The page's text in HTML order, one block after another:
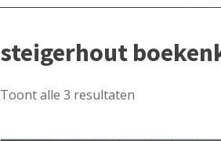
steigerhout
Toont alle 3 resultaten